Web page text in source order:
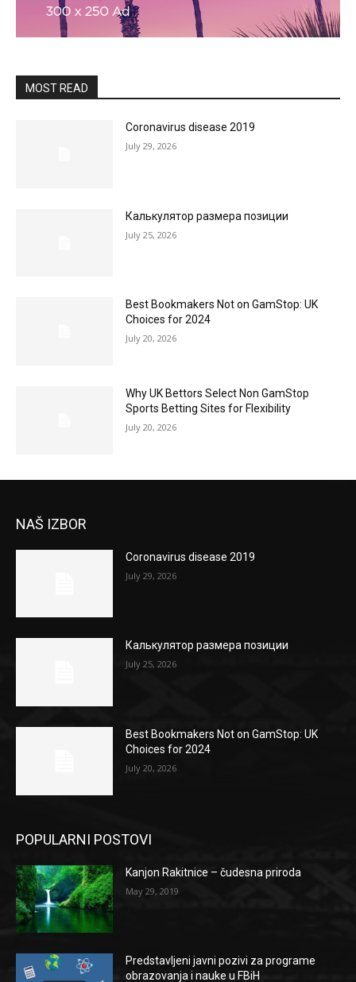
MOST READ
Coronavirus disease 2019
July 29, 2026
Калькулятор размера позиции
July 25, 2026
Best Bookmakers Not on GamStop: UK
Choices for 2024
July 20, 2026
Why UK Bettors Select Non GamStop
Sports Betting Sites for Flexibility
July 20, 2026
NAŠ IZBOR
Coronavirus disease 2019
July 29, 2026
Калькулятор размера позиции
July 25, 2026
Best Bookmakers Not on GamStop: UK
Choices for 2024
July 20, 2026
POPULARNI POSTOVI
Kanjon Rakitnice – čudesna priroda
May 29, 2019
Predstavljeni javni pozivi za programe
obrazovanja i nauke u FBiH